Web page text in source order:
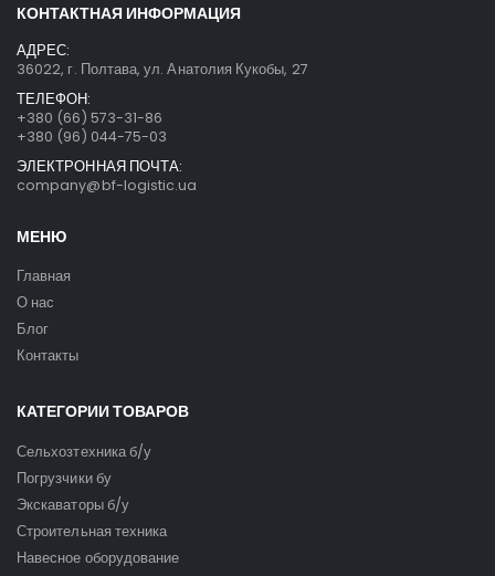
КОНТАКТНАЯ ИНФОРМАЦИЯ
АДРЕС:
36022, г. Полтава, ул. Анатолия Кукобы, 27
ТЕЛЕФОН:
+380 (66) 573-31-86
+380 (96) 044-75-03
ЭЛЕКТРОННАЯ ПОЧТА:
company@bf-logistic.ua
МЕНЮ
Главная
О нас
Блог
Контакты
КАТЕГОРИИ ТОВАРОВ
Сельхозтехника б/у
Погрузчики бу
Экскаваторы б/у
Строительная техника
Навесное оборудование